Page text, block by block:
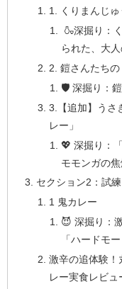
1. くりまんじゅ
🍶深掘り：
られた、大
2. 鎧さんたちの
🛡️ 深掘り：鎧
3.【追加】うさ
レー」
💖 深掘り：
モモンガの焦
セクション2：試
1 鬼カレー
😈 深掘り：
「ハードモー
激辛の追体験！
レー実食レビュ